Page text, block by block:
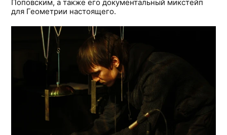
Поповским, а также его документальный микстейп
для Геометрии настоящего.